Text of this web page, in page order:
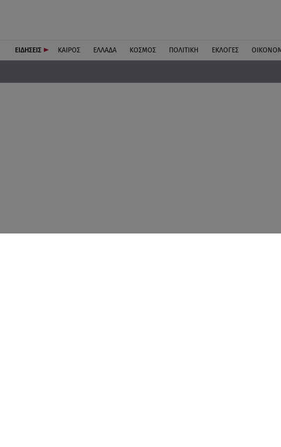
ΕΙΔΗΣΕΙΣ ΚΑΙΡΟΣ ΕΛΛΑΔΑ ΚΟΣΜΟΣ ΠΟΛΙΤΙΚΗ ΕΚΛΟΓΕΣ